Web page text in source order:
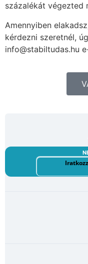
százalékát végezted
Amennyiben
kérdezni szeretnél,
info@stabiltudas.hu